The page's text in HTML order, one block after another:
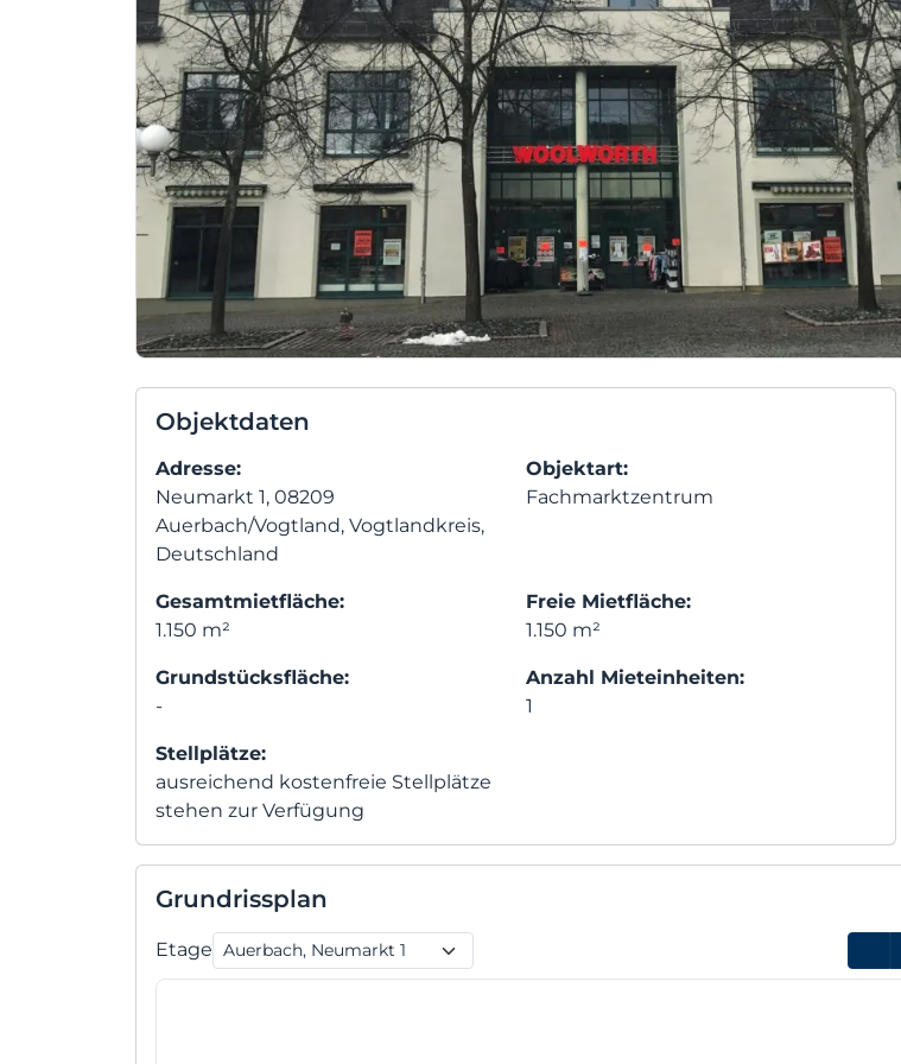
Objektdaten
Adresse:
Neumarkt 1, 08209
Auerbach/Vogtland, Vogtlandkreis,
Deutschland
Objektart:
Fachmarktzentrum
Gesamtmietfläche:
1.150 m²
Freie Mietfläche:
1.150 m²
Grundstücksfläche:
-
Anzahl Mieteinheiten:
1
Stellplätze:
ausreichend kostenfreie Stellplätze
stehen zur Verfügung
Grundrissplan
Etage